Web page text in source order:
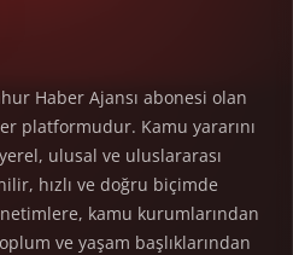
Haber Ajansı abonesi olan
platformudur. Kamu yararını
ulusal ve uluslararası
hızlı ve doğru biçimde
kamu kurumlarından
ve yaşam başlıklarından